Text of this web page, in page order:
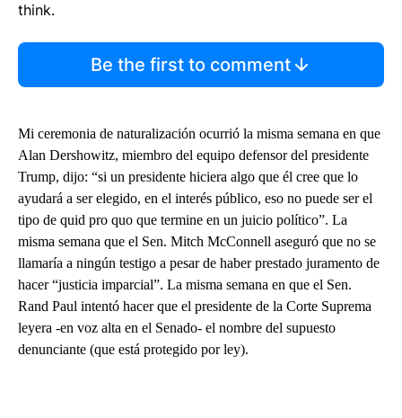
think.
Be the first to comment
Mi ceremonia de naturalización ocurrió la misma semana en que
Alan Dershowitz, miembro del equipo defensor del presidente
Trump, dijo: “si un presidente hiciera algo que él cree que lo
ayudará a ser elegido, en el interés público, eso no puede ser el
tipo de quid pro quo que termine en un juicio político”. La
misma semana que el Sen. Mitch McConnell aseguró que no se
llamaría a ningún testigo a pesar de haber prestado juramento de
hacer “justicia imparcial”. La misma semana en que el Sen.
Rand Paul intentó hacer que el presidente de la Corte Suprema
leyera -en voz alta en el Senado- el nombre del supuesto
denunciante (que está protegido por ley).